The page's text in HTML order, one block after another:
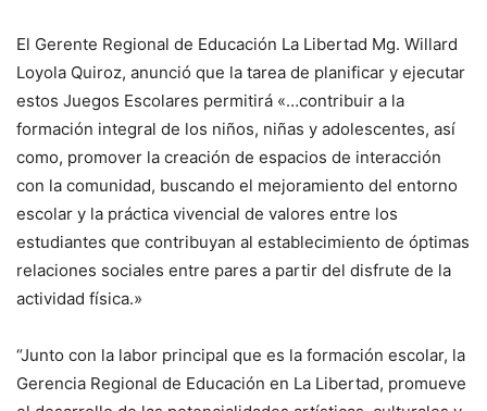
El Gerente Regional de Educación La Libertad Mg. Willard
Loyola Quiroz, anunció que la tarea de planificar y ejecutar
estos Juegos Escolares permitirá «…contribuir a la
formación integral de los niños, niñas y adolescentes, así
como, promover la creación de espacios de interacción
con la comunidad, buscando el mejoramiento del entorno
escolar y la práctica vivencial de valores entre los
estudiantes que contribuyan al establecimiento de óptimas
relaciones sociales entre pares a partir del disfrute de la
actividad física.»
“Junto con la labor principal que es la formación escolar, la
Gerencia Regional de Educación en La Libertad, promueve